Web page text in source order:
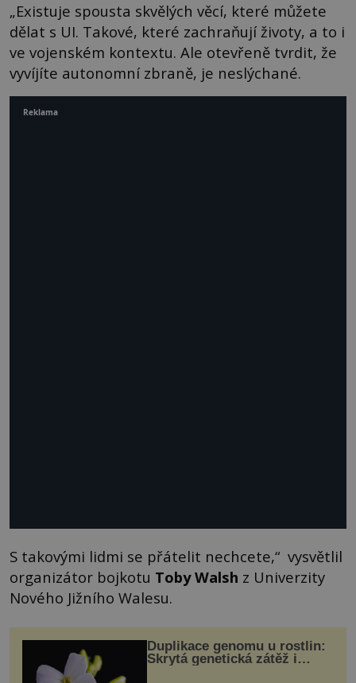
„Existuje spousta skvělých věcí, které můžete
dělat s UI. Takové, které zachraňují životy, a to i
ve vojenském kontextu. Ale otevřeně tvrdit, že
vyvíjíte autonomní zbraně, je neslýchané.
S takovými lidmi se přátelit nechcete,“ vysvětlil
organizátor bojkotu Toby Walsh z Univerzity
Nového Jižního Walesu.
Duplikace genomu u rostlin:
Skrytá genetická zátěž i
Reklama